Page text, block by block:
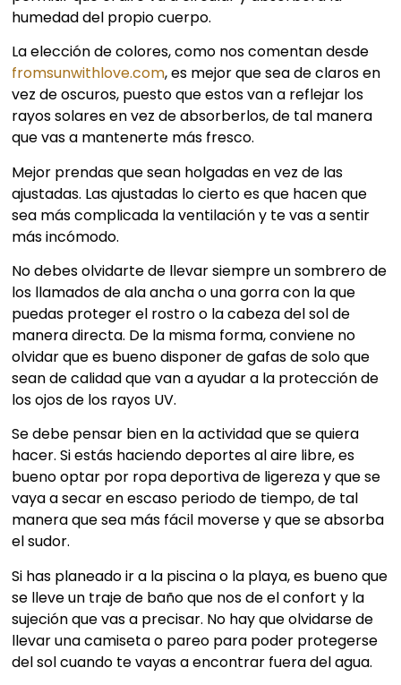
humedad del propio cuerpo.
La elección de colores, como nos comentan desde
fromsunwithlove.com, es mejor que sea de claros en
vez de oscuros, puesto que estos van a reflejar los
rayos solares en vez de absorberlos, de tal manera
que vas a mantenerte más fresco.
Mejor prendas que sean holgadas en vez de las
ajustadas. Las ajustadas lo cierto es que hacen que
sea más complicada la ventilación y te vas a sentir
más incómodo.
No debes olvidarte de llevar siempre un sombrero de
los llamados de ala ancha o una gorra con la que
puedas proteger el rostro o la cabeza del sol de
manera directa. De la misma forma, conviene no
olvidar que es bueno disponer de gafas de solo que
sean de calidad que van a ayudar a la protección de
los ojos de los rayos UV.
Se debe pensar bien en la actividad que se quiera
hacer. Si estás haciendo deportes al aire libre, es
bueno optar por ropa deportiva de ligereza y que se
vaya a secar en escaso periodo de tiempo, de tal
manera que sea más fácil moverse y que se absorba
el sudor.
Si has planeado ir a la piscina o la playa, es bueno que
se lleve un traje de baño que nos de el confort y la
sujeción que vas a precisar. No hay que olvidarse de
llevar una camiseta o pareo para poder protegerse
del sol cuando te vayas a encontrar fuera del agua.